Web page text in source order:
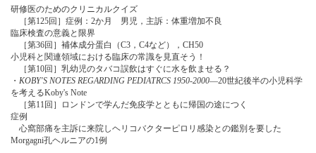
研修医のためのクリニカルクイズ
［第125回］症例：2か月 男児，主訴：体重増加不良
臨床検査の意義と限界
［第36回］補体成分蛋白（C3，C4など），CH50
小児科と関連領域における臨床の常識を見直そう！
［第10回］乳幼児のタバコ誤飲はすぐに水を飲ませる？
・ KOBY'S NOTES REGARDING PEDIATRCS 1950-2000―20世紀後半の小児科学
を考えるKoby's Note
［第11回］ロンドンで学んだ免疫学とともに帰国の途につく
症例
心窩部痛を主訴に来院しヘリコバクターピロリ感染との鑑別を要した
Morgagni孔ヘルニアの1例